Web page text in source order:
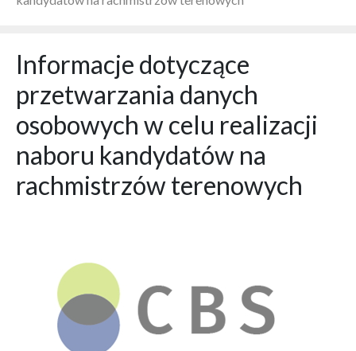
Informacje dotyczące
przetwarzania danych
osobowych w celu realizacji
naboru kandydatów na
rachmistrzów terenowych